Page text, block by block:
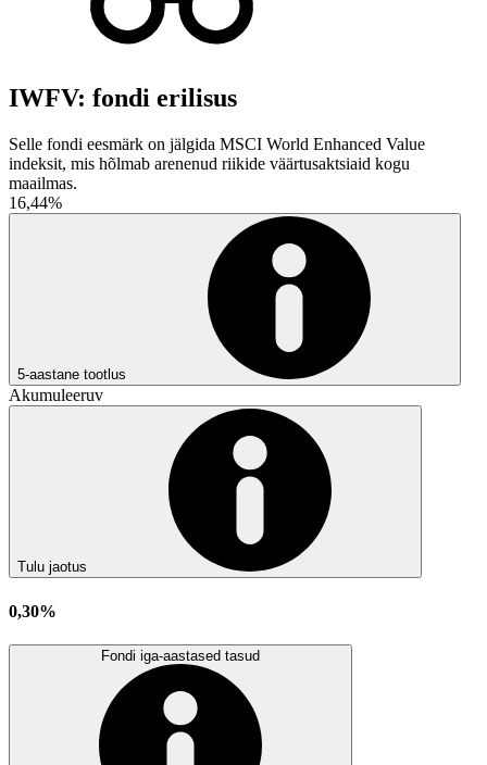
IWFV: fondi erilisus
Selle fondi eesmärk on jälgida MSCI World Enhanced Value
indeksit, mis hõlmab arenenud riikide väärtusaktsiaid kogu
maailmas.
16,44%
5-aastane tootlus
Akumuleeruv
Tulu jaotus
0,30%
Fondi iga-aastased tasud